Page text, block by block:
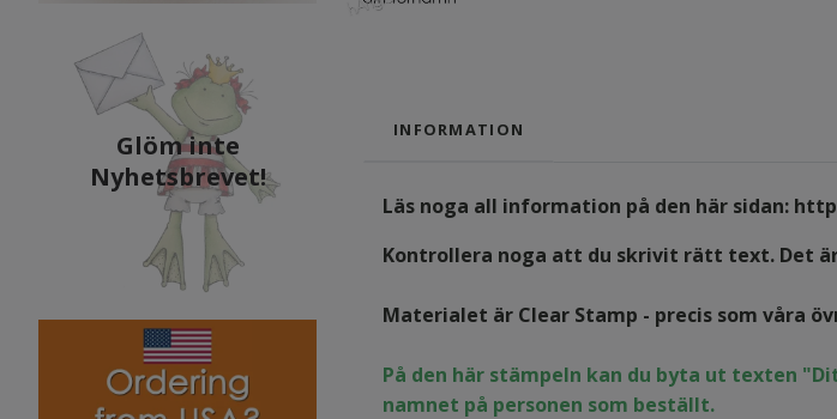
Glöm inte
Nyhetsbrevet!
INFORMATION
Läs noga all information på den här sidan:
Kontrollera noga att du skrivit rätt text. Det
Materialet är Clear Stamp - precis som våra
På den här stämpeln kan du byta ut texten
namnet på personen som beställt.